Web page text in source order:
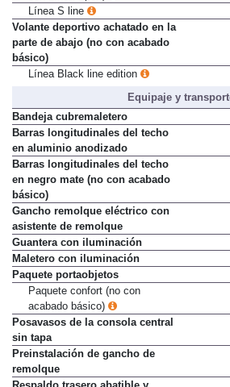
con Línea Sport)
Línea S line
Volante deportivo achatado en la
parte de abajo (no con acabado
básico)
Equipaje y
Bandeja cubremaletero
Barras longitudinales del techo
en aluminio anodizado
Barras longitudinales del techo
en negro mate (no con acabado
básico)
Gancho remolque eléctrico con
asistente de remolque
Guantera con iluminación
Maletero con iluminación
Paquete portaobjetos
Paquete confort (no con
acabado básico)
Posavasos de la consola central
sin tapa
Preinstalación de gancho de
remolque